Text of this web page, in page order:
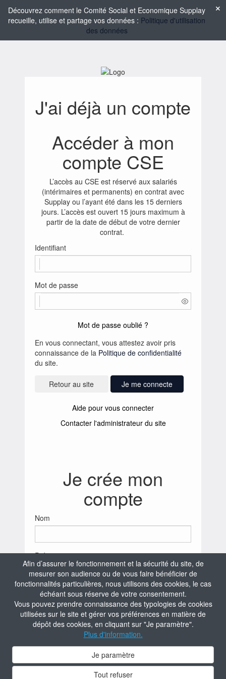
Afin d’assurer le fonctionnement et la sécurité du site, de
mesurer son audience ou de vous faire bénéficier de
fonctionnalités particulières, nous utilisons des cookies, le cas
échéant sous réserve de votre consentement.
Vous pouvez prendre connaissance des typologies de cookies
utilisées sur le site et gérer vos préférences en matière de
dépôt des cookies, en cliquant sur "Je paramètre".
Plus d'information.
Je paramètre
Tout refuser
Découvrez comment le Comité Social et Economique Supplay
recueille, utilise et partage vos données : Politique d'utilisation
des données
J'ai déjà un compte
Accéder à mon
compte CSE
L’accès au CSE est réservé aux salariés
(intérimaires et permanents) en contrat avec
Supplay ou l’ayant été dans les 15 derniers
jours. L’accès est ouvert 15 jours maximum à
partir de la date de début de votre dernier
contrat.
Identifiant
Mot de passe
Mot de passe oublié ?
En vous connectant, vous attestez avoir pris
connaissance de la Politique de confidentialité
du site.
Je me connecte
Aide pour vous connecter
Contacter l'administrateur du site
Je crée mon
compte
Nom
Prénom
Date de naissance
Suivant
Contacter l'administrateur du site